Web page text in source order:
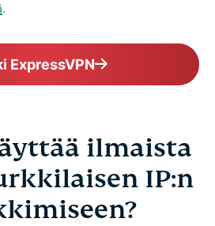
.
ExpressVPN
ilmaista
IP:n